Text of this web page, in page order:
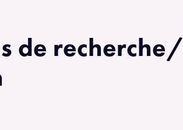
de recherche/